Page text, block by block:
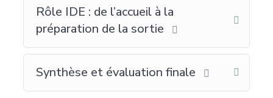
Rôle IDE : de l’accueil à la
préparation de la sortie
Synthèse et évaluation finale